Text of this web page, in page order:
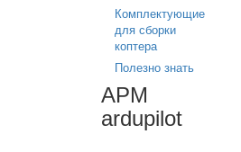
Комплектующие
для сборки
коптера
Полезно знать
APM
ardupilot